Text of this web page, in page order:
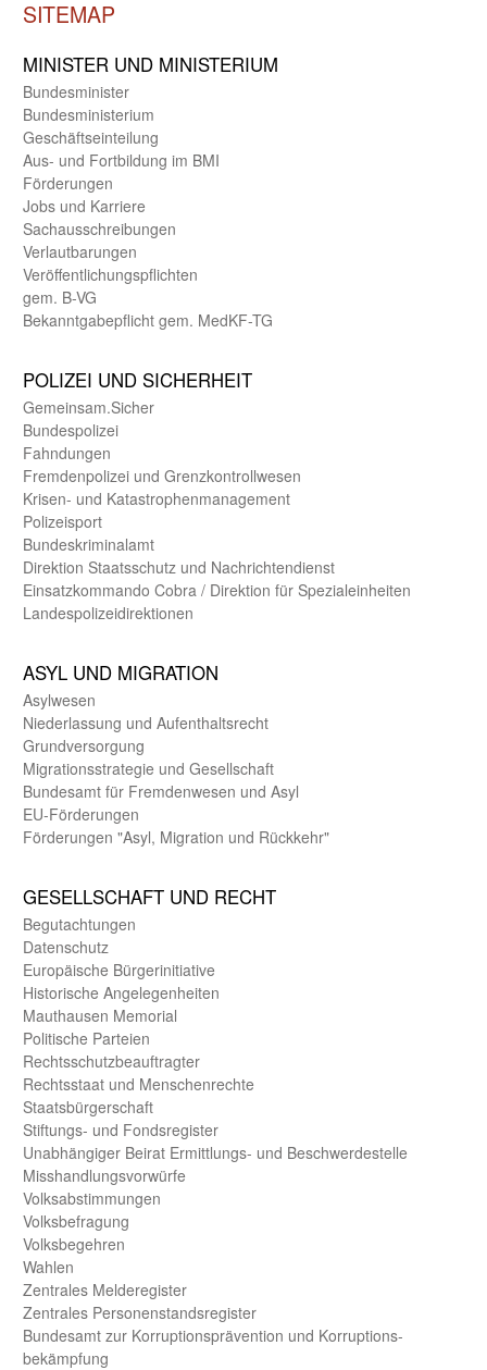
SITEMAP
MINISTER UND MINIST­ERIUM
Bundes­minister
Bundes­ministerium
Geschäfts­einteilung
Aus- und Fortbildung im BMI
Förderungen
Jobs und Karriere
Sachaus­schreibungen
Verlautbarungen
Veröffentlichungspflichten
gem. B-VG
Bekanntgabepflicht gem. MedKF-TG
POLIZEI UND SICHER­HEIT
Gemein­sam.Sicher
Bundes­polizei
Fahndungen
Fremdenpolizei und Grenzkontrollwesen
Krisen- und Katastrophen­management
Polizeisport
Bundes­kriminal­amt
Direktion Staats­schutz und Nach­richten­dienst
Einsatz­kommando Cobra / Direktion für Spezialeinheiten
Landes­polizei­direk­tionen
ASYL UND MIGRA­TION
Asyl­wesen
Nieder­lassung und Aufent­halts­recht
Grund­versorgung
Migrations­strategie und Gesell­schaft
Bundes­amt für Fremden­wesen und Asyl
EU-Förde­rungen
Förderungen "Asyl, Migration und Rückkehr"
GE­SELL­SCHAFT UND RECHT
Begut­achtungen
Daten­schutz
Europäische Bürger­initiative
Historische Angelegen­heiten
Mauthausen Memorial
Politische Parteien
Rechts­schutz­beauftragter
Rechts­staat und Menschen­rechte
Staats­bürger­schaft
Stiftungs- und Fonds­register
Unab­hängiger Beirat Ermittlungs- und Beschwerde­stelle
Misshandlungs­vorwürfe
Volks­abstimmungen
Volks­befragung
Volks­begehren
Wahlen
Zentrales Melde­register
Zentrales Personen­stands­register
Bundes­amt zur Korrup­tions­prävention und Korrup­tions­
bekämpfung